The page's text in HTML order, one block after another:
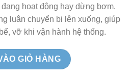
hoạt động hay dừng bơm.
luân chuyển bi lên xuống, giúp
vỡ khi vận hành hệ thống.
cấp Automat - Ấn Độ số lượng
GIỎ HÀNG